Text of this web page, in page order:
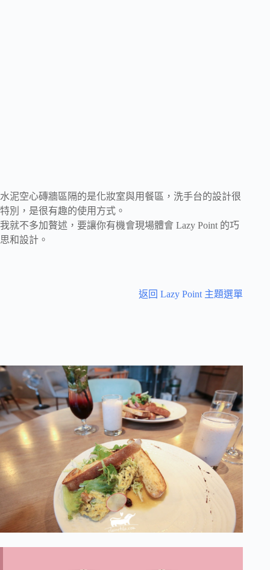
水泥空心磚牆區隔的是化妝室與用餐區，洗手台的設計很
特別，是很有趣的使用方式。
我就不多加贅述，要讓你有機會現場體會 Lazy Point 的巧
思和設計。
返回 Lazy Point 主題選單